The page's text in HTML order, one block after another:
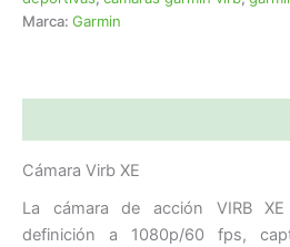
Marca: Garmin
Cámara Virb XE
La cámara de acción VIRB
definición a 1080p/60 fps,